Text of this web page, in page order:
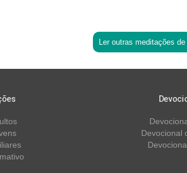
Ler outras meditações de
Devocional